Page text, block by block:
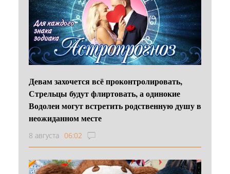
Девам захочется всё проконтролировать,
Стрельцы будут флиртовать, а одинокие
Водолеи могут встретить родственную душу в
неожиданном месте
8 августа 06:02